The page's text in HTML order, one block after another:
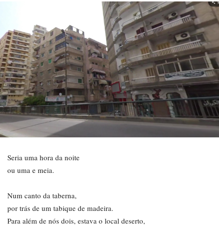
Seria uma hora da noite
ou uma e meia.
Num canto da taberna,
por trás de um tabique de madeira.
Para além de nós dois, estava o local deserto,